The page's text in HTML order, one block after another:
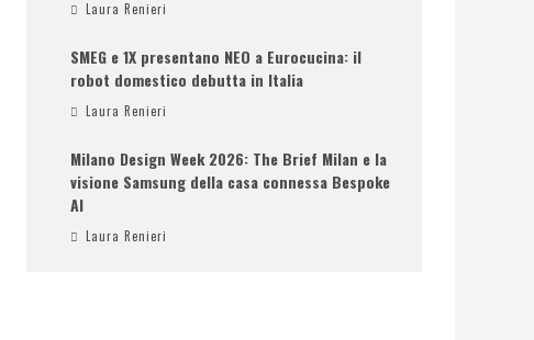
Laura Renieri
SMEG e 1X presentano NEO a Eurocucina: il
robot domestico debutta in Italia
Laura Renieri
Milano Design Week 2026: The Brief Milan e la
visione Samsung della casa connessa Bespoke
AI
Laura Renieri